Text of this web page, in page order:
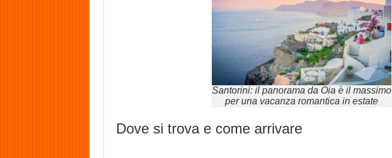
Santorini: il panorama da Oia è il massimo
per una vacanza romantica in estate
Dove si trova e come arrivare